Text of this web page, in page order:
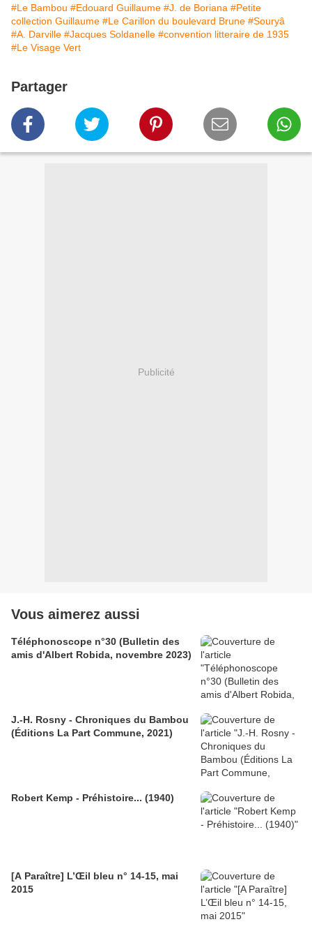
#Le Bambou #Edouard Guillaume #J. de Boriana #Petite
collection Guillaume #Le Carillon du boulevard Brune #Souryâ
#A. Darville #Jacques Soldanelle #convention litteraire de 1935
#Le Visage Vert
Partager
Publicité
Vous aimerez aussi
Téléphonoscope n°30 (Bulletin des
amis d'Albert Robida, novembre 2023)
J.-H. Rosny - Chroniques du Bambou
(Éditions La Part Commune, 2021)
Robert Kemp - Préhistoire... (1940)
[A Paraître] L’Œil bleu n° 14-15, mai
2015